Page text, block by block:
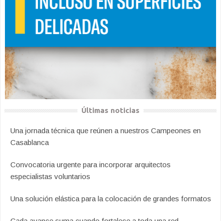
Últimas noticias
Una jornada técnica que reúnen a nuestros Campeones en
Casablanca
Convocatoria urgente para incorporar arquitectos
especialistas voluntarios
Una solución elástica para la colocación de grandes formatos